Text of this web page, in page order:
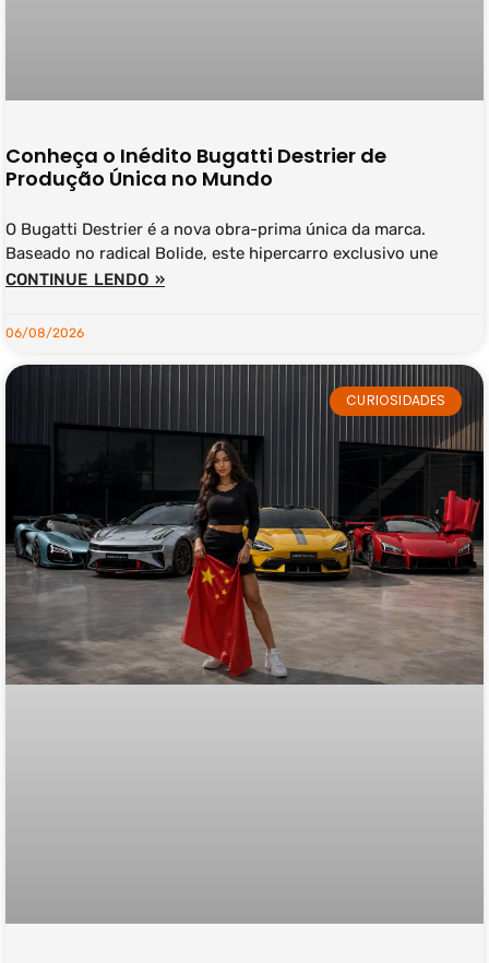
Conheça o Inédito Bugatti Destrier de
Produção Única no Mundo
O Bugatti Destrier é a nova obra-prima única da marca.
Baseado no radical Bolide, este hipercarro exclusivo une
CONTINUE LENDO »
06/08/2026
CURIOSIDADES